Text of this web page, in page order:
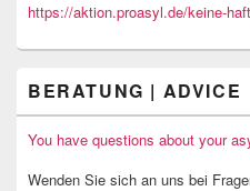
https://aktion.proasyl.de/keine-
BERATUNG | ADVICE
You have questions about your
Wenden Sie sich an uns bei